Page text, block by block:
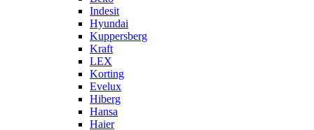
Indesit
Hyundai
Kuppersberg
Kraft
LEX
Korting
Evelux
Hiberg
Hansa
Haier